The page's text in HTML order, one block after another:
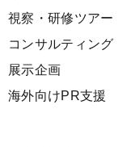
視察・研修ツアー
コンサルティング
展示企画
海外向けPR支援